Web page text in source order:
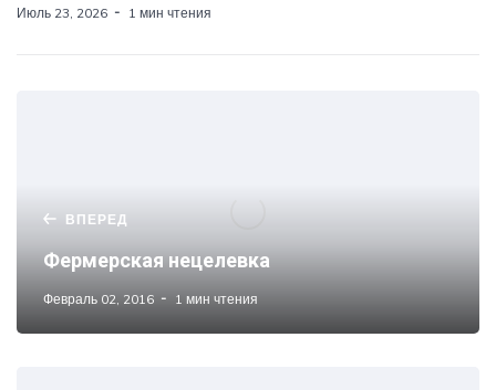
Июль 23, 2026 1 мин чтения
ВПЕРЕД
Фермерская нецелевка
Февраль 02, 2016 1 мин чтения